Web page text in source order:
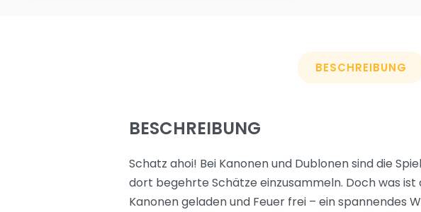
BESCHREIBUNG
BESCHREIBUNG
Schatz ahoi! Bei Kanonen und Dublonen sind die
dort begehrte Schätze einzusammeln. Doch was ist
Kanonen geladen und Feuer frei – ein spannendes